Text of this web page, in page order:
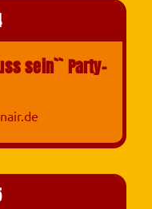
sein`` Party-